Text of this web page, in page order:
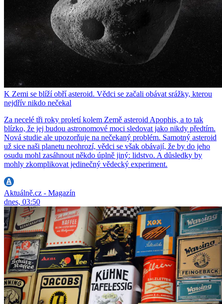
K Zemi se blíží obří asteroid. Vědci se začali obávat srážky, kterou
nejdřív nikdo nečekal
Za necelé tři roky proletí kolem Země asteroid Apophis, a to tak
blízko, že jej budou astronomové moci sledovat jako nikdy předtím.
Nová studie ale upozorňuje na nečekaný problém. Samotný asteroid
už sice naši planetu neohrozí, vědci se však obávají, že by do jeho
osudu mohl zasáhnout někdo úplně jiný: lidstvo. A důsledky by
mohly zkomplikovat jedinečný vědecký experiment.
Aktuálně.cz - Magazín
dnes, 03:50